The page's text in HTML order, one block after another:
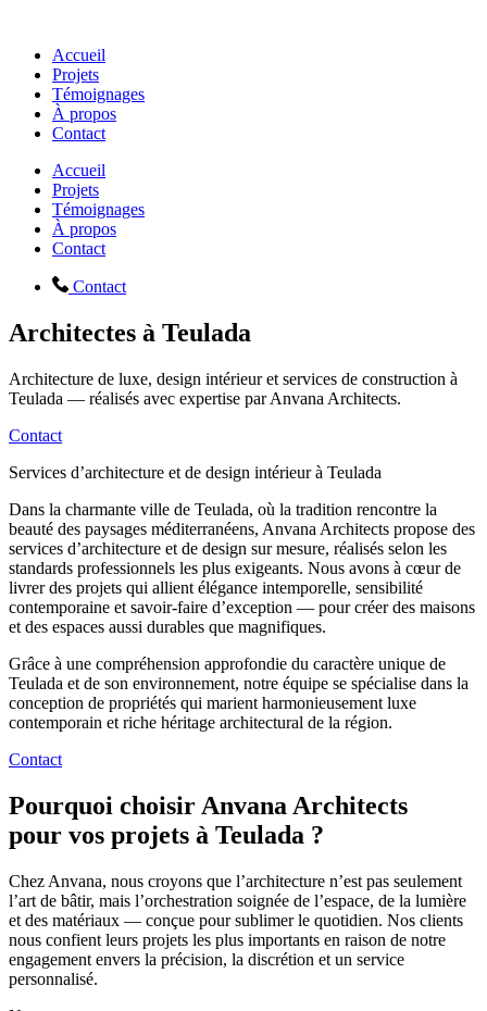
Accueil
Projets
Témoignages
À propos
Contact
Accueil
Projets
Témoignages
À propos
Contact
Contact
Architectes à Teulada
Architecture de luxe, design intérieur et services de construction à
Teulada — réalisés avec expertise par Anvana Architects.
Contact
Services d’architecture et de design intérieur à Teulada
Dans la charmante ville de Teulada, où la tradition rencontre la
beauté des paysages méditerranéens, Anvana Architects propose des
services d’architecture et de design sur mesure, réalisés selon les
standards professionnels les plus exigeants. Nous avons à cœur de
livrer des projets qui allient élégance intemporelle, sensibilité
contemporaine et savoir-faire d’exception — pour créer des maisons
et des espaces aussi durables que magnifiques.
Grâce à une compréhension approfondie du caractère unique de
Teulada et de son environnement, notre équipe se spécialise dans la
conception de propriétés qui marient harmonieusement luxe
contemporain et riche héritage architectural de la région.
Contact
Pourquoi choisir Anvana Architects
pour vos projets à Teulada ?
Chez Anvana, nous croyons que l’architecture n’est pas seulement
l’art de bâtir, mais l’orchestration soignée de l’espace, de la lumière
et des matériaux — conçue pour sublimer le quotidien. Nos clients
nous confient leurs projets les plus importants en raison de notre
engagement envers la précision, la discrétion et un service
personnalisé.